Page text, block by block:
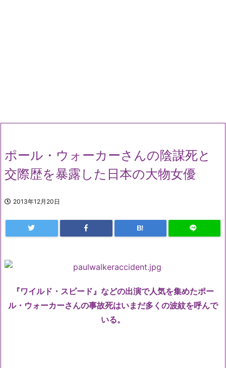
ポール・ウォーカーさんの陰謀死と
交際歴を暴露した日本の大物女優
2013年12月20日
B!
『ワイルド・スピード』などの出演で人気を集めたポー
ル・ウォーカーさんの事故死はいまだ多くの波紋を呼んで
いる。